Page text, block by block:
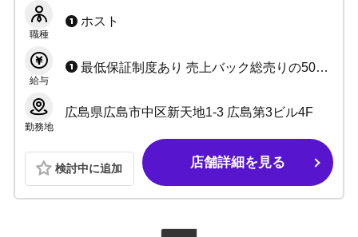
トップクラスの人気店です！
職種
ホスト
給与
最低保証制度あり 売上バック総売りの50%～ ※日払い可能
勤務地
広島県広島市中区新天地1-3 広島第3ビル4F
検討中に追加 店舗詳細を見る